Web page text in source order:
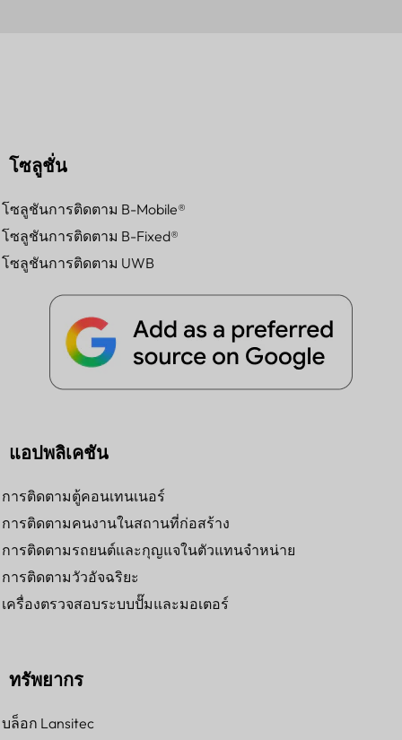
โซลูชั่น
โซลูชันการติดตาม B-Mobile®
โซลูชันการติดตาม B-Fixed®
โซลูชันการติดตาม UWB
แอปพลิเคชัน
การติดตามตู้คอนเทนเนอร์
การติดตามคนงานในสถานที่ก่อสร้าง
การติดตามรถยนต์และกุญแจในตัวแทนจำหน่าย
การติดตามวัวอัจฉริยะ
เครื่องตรวจสอบระบบปั๊มและมอเตอร์
ทรัพยากร
บล็อก Lansitec